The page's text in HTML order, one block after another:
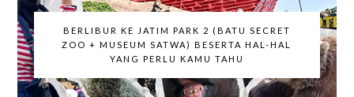
BERLIBUR KE JATIM PARK 2 (BATU SECRET
ZOO + MUSEUM SATWA) BESERTA HAL-HAL
YANG PERLU KAMU TAHU